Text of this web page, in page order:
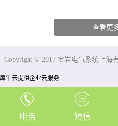
查看更
Copyright © 2017 宝岩电气系统上海
犀牛云提供企业云服务
电话 短信